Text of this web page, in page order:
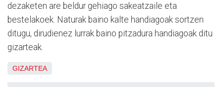
dezaketen are beldur gehiago sakeatzaile eta
bestelakoek. Naturak baino kalte handiagoak sortzen
ditugu, dirudienez lurrak baino pitzadura handiagoak ditu
gizarteak.
GIZARTEA